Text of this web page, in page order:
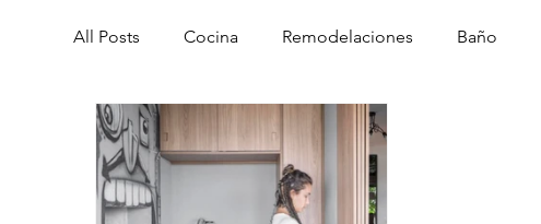
All Posts Cocina Remodelaciones Baño
Cerramientos Materiales
Análisis de casas Análisis, reflexiones